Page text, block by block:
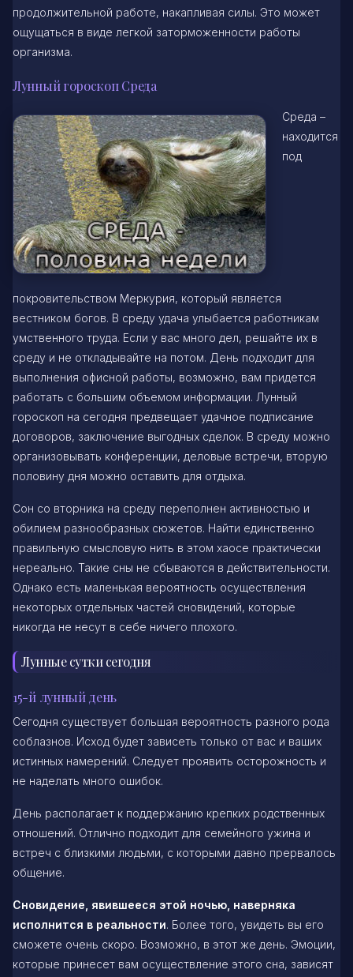
продолжительной работе, накапливая силы. Это может
ощущаться в виде легкой заторможенности работы
организма.
Лунный гороскоп Среда
Среда –
находится
под
покровительством Меркурия, который является
вестником богов. В среду удача улыбается работникам
умственного труда. Если у вас много дел, решайте их в
среду и не откладывайте на потом. День подходит для
выполнения офисной работы, возможно, вам придется
работать с большим объемом информации. Лунный
гороскоп на сегодня предвещает удачное подписание
договоров, заключение выгодных сделок. В среду можно
организовывать конференции, деловые встречи, вторую
половину дня можно оставить для отдыха.
Сон со вторника на среду переполнен активностью и
обилием разнообразных сюжетов. Найти единственно
правильную смысловую нить в этом хаосе практически
нереально. Такие сны не сбываются в действительности.
Однако есть маленькая вероятность осуществления
некоторых отдельных частей сновидений, которые
никогда не несут в себе ничего плохого.
Лунные сутки сегодня
15-й лунный день
Сегодня существует большая вероятность разного рода
соблазнов. Исход будет зависеть только от вас и ваших
истинных намерений. Следует проявить осторожность и
не наделать много ошибок.
День располагает к поддержанию крепких родственных
отношений. Отлично подходит для семейного ужина и
встреч с близкими людьми, с которыми давно прервалось
общение.
Сновидение, явившееся этой ночью, наверняка
исполнится в реальности. Более того, увидеть вы его
сможете очень скоро. Возможно, в этот же день. Эмоции,
которые принесет вам осуществление этого сна, зависят